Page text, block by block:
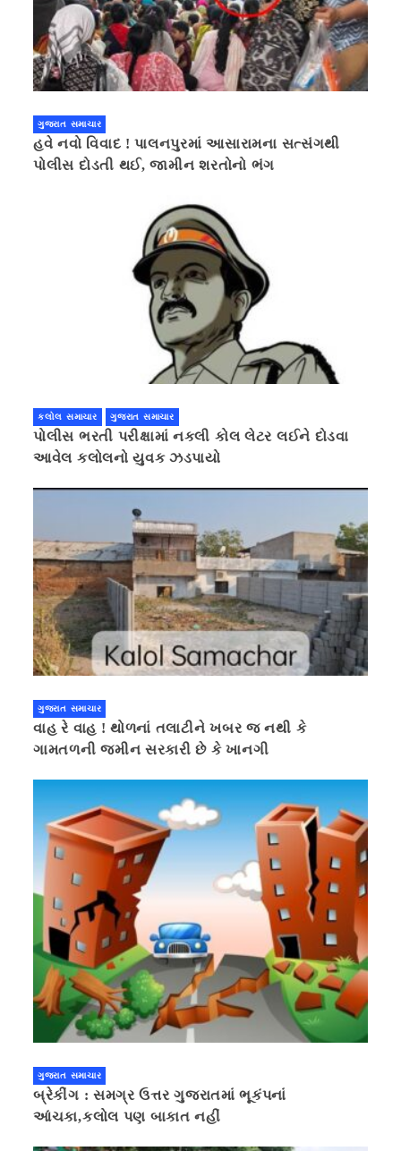
ગુજરાત સમાચાર
હવે નવો વિવાદ ! પાલનપુરમાં આસારામના સત્સંગથી
પોલીસ દોડતી થઈ, જામીન શરતોનો ભંગ
કલોલ સમાચાર ગુજરાત સમાચાર
પોલીસ ભરતી પરીક્ષામાં નકલી કોલ લેટર લઈને દોડવા
આવેલ કલોલનો યુવક ઝડપાયો
ગુજરાત સમાચાર
વાહ રે વાહ ! થોળનાં તલાટીને ખબર જ નથી કે
ગામતળની જમીન સરકારી છે કે ખાનગી
ગુજરાત સમાચાર
બ્રેકીંગ : સમગ્ર ઉત્તર ગુજરાતમાં ભૂકંપનાં
આંચકા,કલોલ પણ બાકાત નહીં